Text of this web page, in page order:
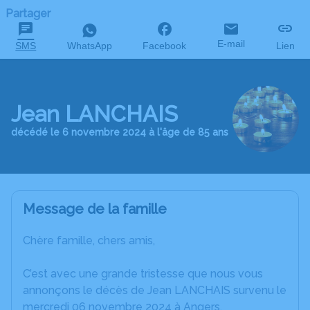
Partager
SMS WhatsApp Facebook E-mail Lien
Jean LANCHAIS
décédé le 6 novembre 2024 à l'âge de 85 ans
Message de la famille
Chère famille, chers amis,
C’est avec une grande tristesse que nous vous
annonçons le décès de Jean LANCHAIS survenu le
mercredi 06 novembre 2024 à Angers.